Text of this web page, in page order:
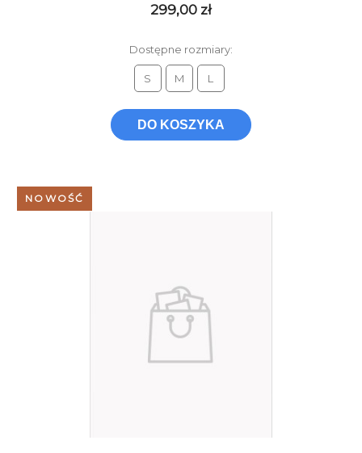
299,00 zł
Dostępne rozmiary:
S M L
DO KOSZYKA
NOWOŚĆ